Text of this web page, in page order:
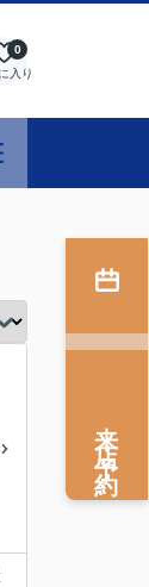
入り
0
来店予約